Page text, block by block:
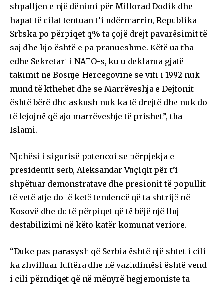
shpalljen e një dënimi për Millorad Dodik dhe
hapat të cilat tentuan t’i ndërmarrin, Republika
Srbska po përpiqet q% ta çojë drejt pavarësimit të
saj dhe kjo është e pa pranueshme. Këtë ua tha
edhe Sekretari i NATO-s, ku u deklarua gjatë
takimit në Bosnjë-Hercegovinë se viti i 1992 nuk
mund të kthehet dhe se Marrëveshja e Dejtonit
është bërë dhe askush nuk ka të drejtë dhe nuk do
të lejojnë që ajo marrëveshje të prishet”, tha
Islami.
Njohësi i sigurisë potencoi se përpjekja e
presidentit serb, Aleksandar Vuçiqit për t’i
shpëtuar demonstratave dhe presionit të popullit
të vetë atje do të ketë tendencë që ta shtrijë në
Kosovë dhe do të përpiqet që të bëjë një lloj
destabilizimi në këto katër komunat veriore.
“Duke pas parasysh që Serbia është një shtet i cili
ka zhvilluar luftëra dhe në vazhdimësi është vend
i cili përndiqet që në mënyrë hegjemoniste ta